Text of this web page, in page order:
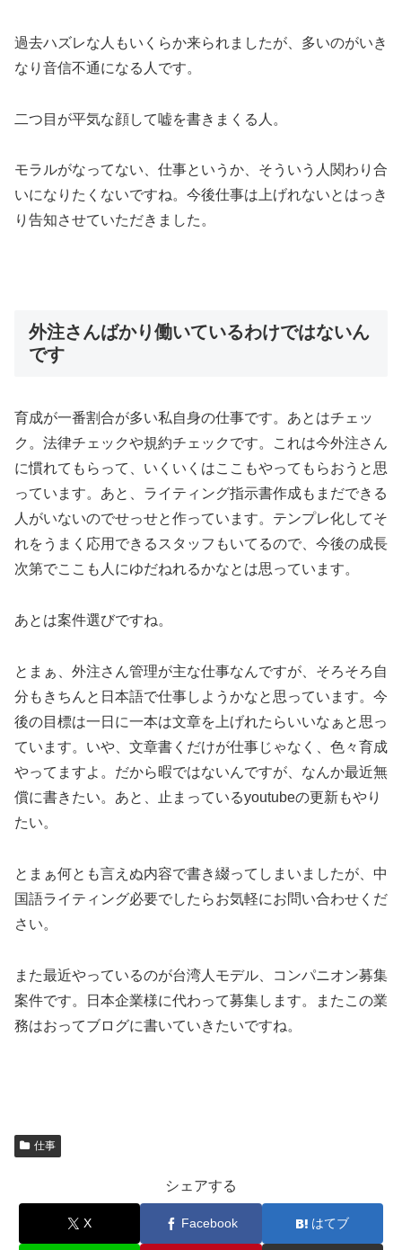
過去ハズレな人もいくらか来られましたが、多いのがいき
なり音信不通になる人です。
二つ目が平気な顔して嘘を書きまくる人。
モラルがなってない、仕事というか、そういう人関わり合
いになりたくないですね。今後仕事は上げれないとはっき
り告知させていただきました。
外注さんばかり働いているわけではないん
です
育成が一番割合が多い私自身の仕事です。あとはチェッ
ク。法律チェックや規約チェックです。これは今外注さん
に慣れてもらって、いくいくはここもやってもらおうと思
っています。あと、ライティング指示書作成もまだできる
人がいないのでせっせと作っています。テンプレ化してそ
れをうまく応用できるスタッフもいてるので、今後の成長
次第でここも人にゆだねれるかなとは思っています。
あとは案件選びですね。
とまぁ、外注さん管理が主な仕事なんですが、そろそろ自
分もきちんと日本語で仕事しようかなと思っています。今
後の目標は一日に一本は文章を上げれたらいいなぁと思っ
ています。いや、文章書くだけが仕事じゃなく、色々育成
やってますよ。だから暇ではないんですが、なんか最近無
償に書きたい。あと、止まっているyoutubeの更新もやり
たい。
とまぁ何とも言えぬ内容で書き綴ってしまいましたが、中
国語ライティング必要でしたらお気軽にお問い合わせくだ
さい。
また最近やっているのが台湾人モデル、コンパニオン募集
案件です。日本企業様に代わって募集します。またこの業
務はおってブログに書いていきたいですね。
仕事
シェアする
X Facebook はてブ